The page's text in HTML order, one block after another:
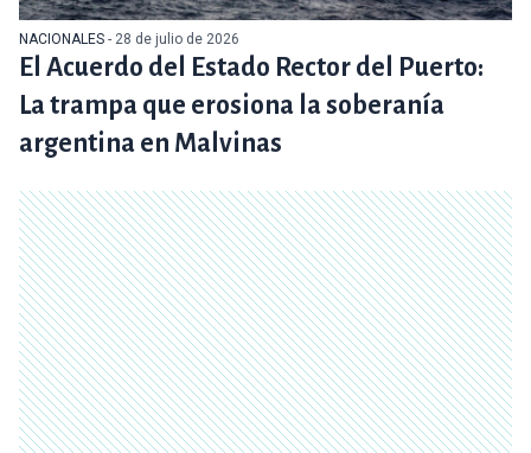
NACIONALES - 28 de julio de 2026
El Acuerdo del Estado Rector del Puerto:
La trampa que erosiona la soberanía
argentina en Malvinas